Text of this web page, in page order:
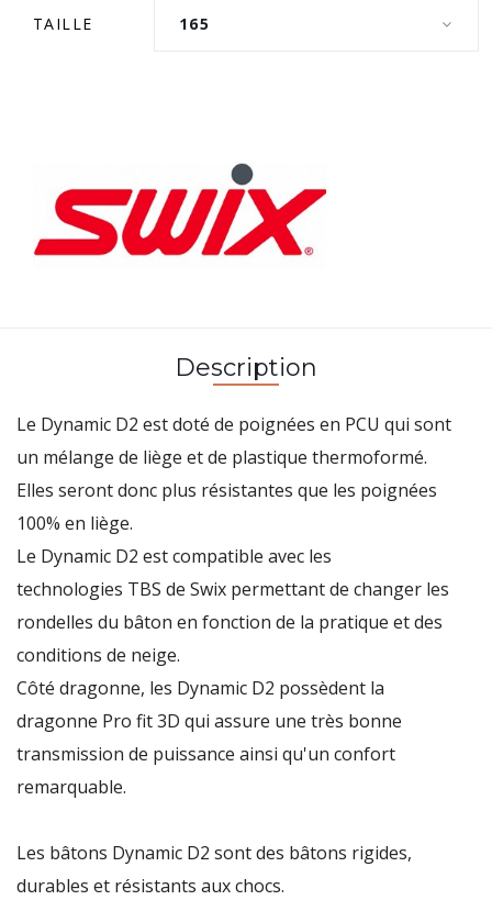
TAILLE 165
Description
Le Dynamic D2 est doté de poignées en PCU qui sont
un mélange de liège et de plastique thermoformé.
Elles seront donc plus résistantes que les poignées
100% en liège.
Le Dynamic D2 est compatible avec les
technologies TBS de Swix permettant de changer les
rondelles du bâton en fonction de la pratique et des
conditions de neige.
Côté dragonne, les Dynamic D2 possèdent la
dragonne Pro fit 3D qui assure une très bonne
transmission de puissance ainsi qu'un confort
remarquable.
Les bâtons Dynamic D2 sont des bâtons rigides,
durables et résistants aux chocs.